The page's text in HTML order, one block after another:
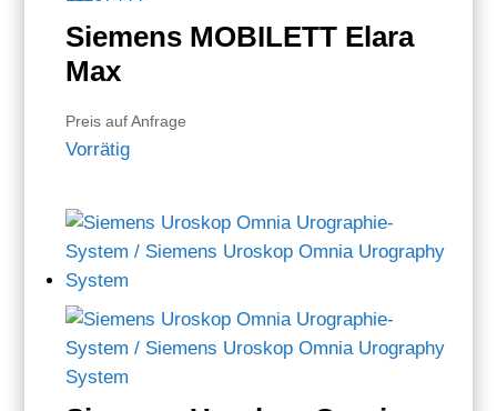
Siemens MOBILETT Elara
Max
Preis auf Anfrage
Vorrätig